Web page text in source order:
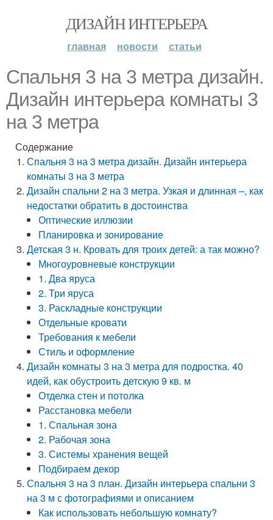
ДИЗАЙН ИНТЕРЬЕРА
главная новости статьи
Спальня 3 на 3 метра дизайн.
Дизайн интерьера комнаты 3
на 3 метра
Содержание
Спальня 3 на 3 метра дизайн. Дизайн интерьера
комнаты 3 на 3 метра
Дизайн спальни 2 на 3 метра. Узкая и длинная –, как
недостатки обратить в достоинства
Оптические иллюзии
Планировка и зонирование
Детская 3 н. Кровать для троих детей: а так можно?
Многоуровневые конструкции
1. Два яруса
2. Три яруса
3. Раскладные конструкции
Отдельные кровати
Требования к мебели
Стиль и оформление
Дизайн комнаты 3 на 3 метра для подростка. 40
идей, как обустроить детскую 9 кв. м
Отделка стен и потолка
Расстановка мебели
1. Спальная зона
2. Рабочая зона
3. Системы хранения вещей
Подбираем декор
Спальня 3 на 3 план. Дизайн интерьера спальни 3
на 3 м с фотографиями и описанием
Как использовать небольшую комнату?